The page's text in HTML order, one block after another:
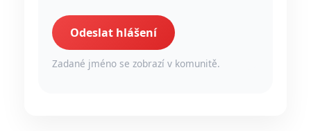
Odeslat hlášení
Zadané jméno se zobrazí v komunitě.